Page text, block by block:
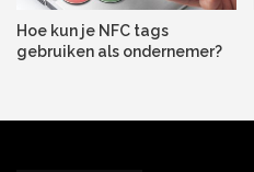
Hoe kun je NFC tags
gebruiken als ondernemer?